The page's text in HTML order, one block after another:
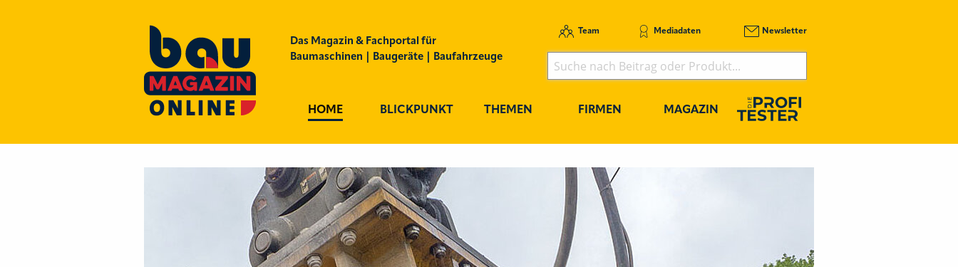
Das Magazin & Fachportal für
Baumaschinen | Baugeräte | Baufahrzeuge
Team Mediadaten Newsletter
HOME BLICKPUNKT THEMEN FIRMEN MAGAZIN